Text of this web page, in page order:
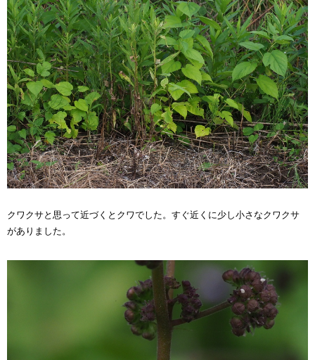
クワクサと思って近づくとクワでした。すぐ近くに少し小さなクワクサ
がありました。